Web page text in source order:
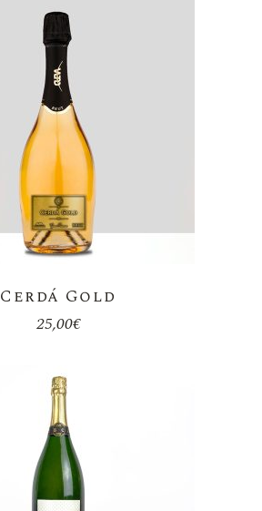
Cerdá Gold
25,00€